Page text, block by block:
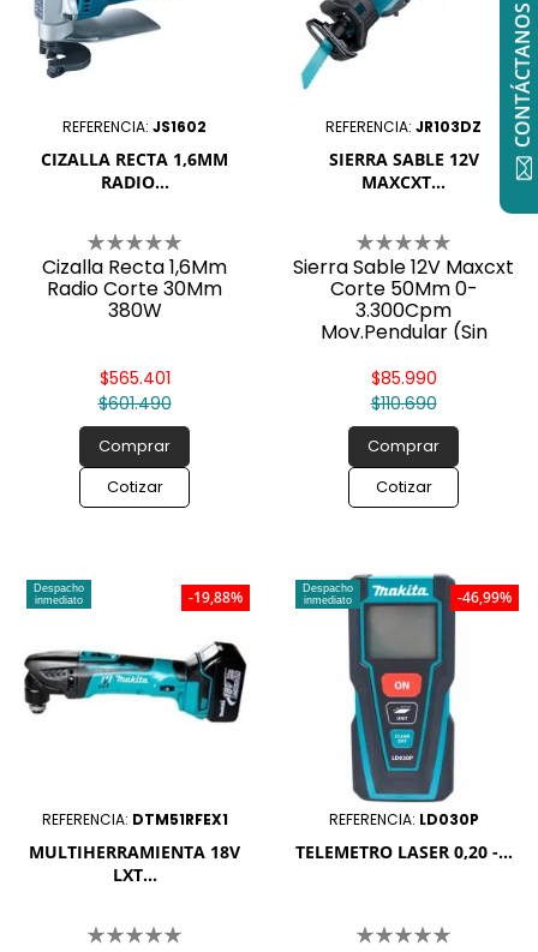
REFERENCIA: JS1602
CIZALLA RECTA 1,6MM
RADIO...
Cizalla Recta 1,6Mm
Radio Corte 30Mm
380W
$601.490
$565.401
Comprar
Cotizar
REFERENCIA: JR103DZ
SIERRA SABLE 12V
MAXCXT...
Sierra Sable 12V Maxcxt
Corte 50Mm 0-
3.300Cpm
Mov.Pendular (Sin
Jr103dz Makita
$110.690
$85.990
Comprar
Cotizar
Despacho
inmediato
REFERENCIA: DTM51RFEX1
MULTIHERRAMIENTA 18V
LXT...
-19,88%
Despacho
inmediato
REFERENCIA: LD030P
TELEMETRO LASER 0,20 -...
-46,99%
CONTÁCTANOS